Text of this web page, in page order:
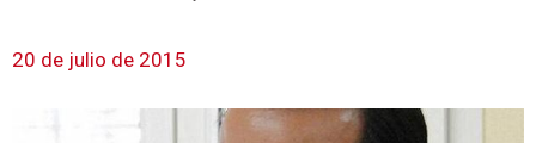
20 de julio de 2015